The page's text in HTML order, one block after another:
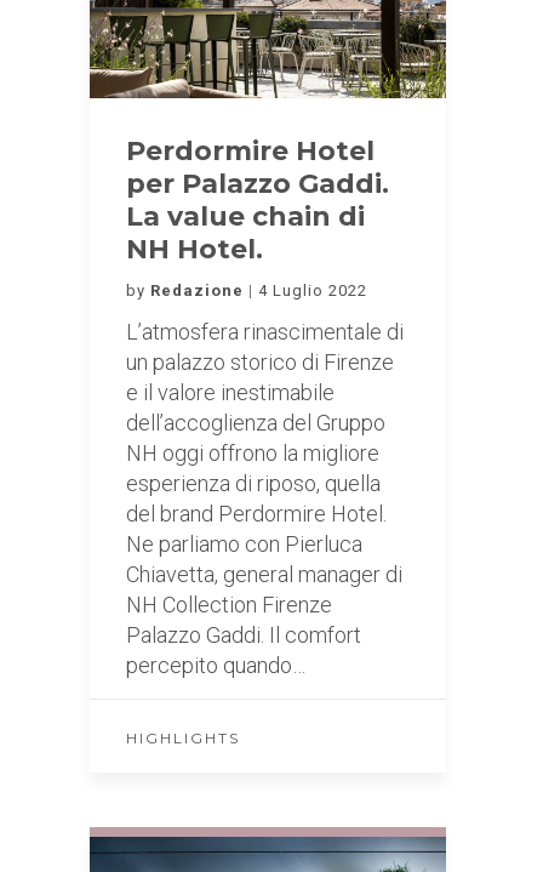
Perdormire Hotel
per Palazzo Gaddi.
La value chain di
NH Hotel.
by Redazione 4 Luglio 2022
L’atmosfera rinascimentale di
un palazzo storico di Firenze
e il valore inestimabile
dell’accoglienza del Gruppo
NH oggi offrono la migliore
esperienza di riposo, quella
del brand Perdormire Hotel.
Ne parliamo con Pierluca
Chiavetta, general manager di
NH Collection Firenze
Palazzo Gaddi. Il comfort
percepito quando…
HIGHLIGHTS